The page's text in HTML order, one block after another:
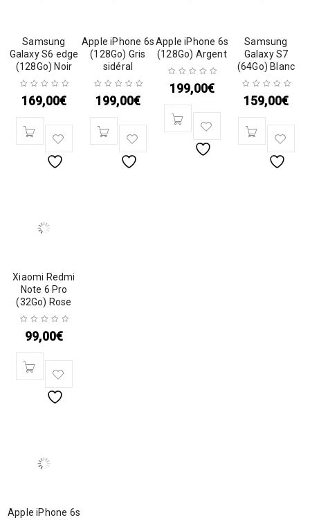
Samsung
Galaxy S6 edge
(128Go) Noir
169,00€
Apple iPhone 6s
(128Go) Gris
sidéral
199,00€
Apple iPhone 6s
(128Go) Argent
199,00€
Samsung
Galaxy S7
(64Go) Blanc
159,00€
Xiaomi Redmi
Note 6 Pro
(32Go) Rose
99,00€
Apple iPhone 6s